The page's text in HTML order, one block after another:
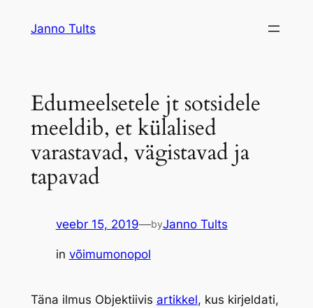
Janno Tults
Edumeelsetele jt sotsidele
meeldib, et külalised
varastavad, vägistavad ja
tapavad
veebr 15, 2019—byJanno Tults
in võimumonopol
Täna ilmus Objektiivis artikkel, kus kirjeldati,